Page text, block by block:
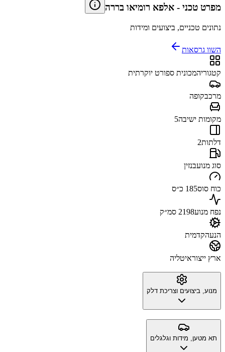
מפרט טכני - אלפא רומיאו בררה
נתונים טכניים, ביצועים ומידות
השוו גרסאות
קטגוריהמכונית ספורט יוקרתית
מרכבקופה
מקומות ישיבה5
דלתות2
סוג מנועבנזין
כוח סוס185 כ״ס
נפח מנוע2198 סמ״ק
הנעהקדמית
ארץ ייצוראיטליה
מנוע, ביצועים וצריכת דלק
תא מטען, מידות וגלגלים